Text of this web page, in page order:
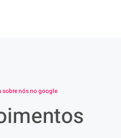
sobre nós no google